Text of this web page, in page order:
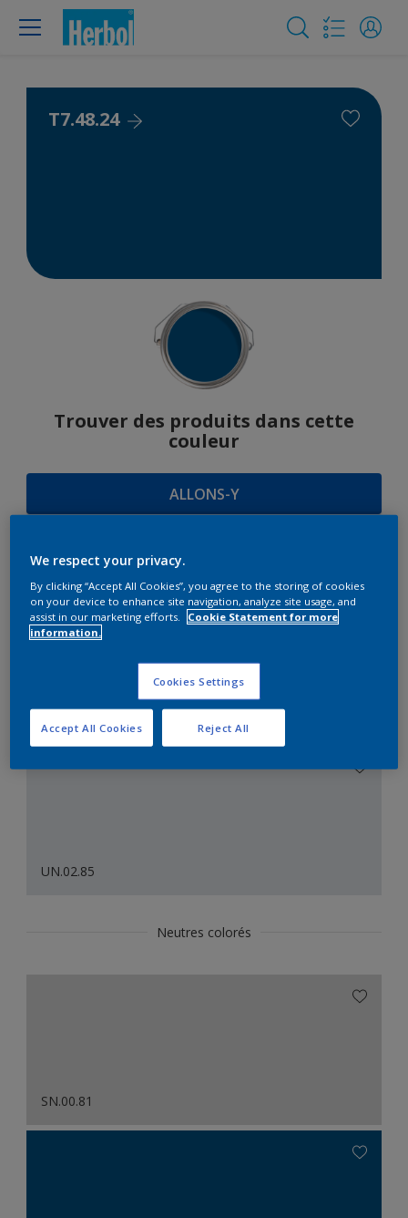
T7.48.24
Trouver des produits dans cette
couleur
ALLONS-Y
SUGGESTIONS
D'HARMONIES
Le Blanc Parfait
UN.02.85
Neutres colorés
SN.00.81
We respect your privacy.
By clicking “Accept All Cookies”, you agree to the storing of cookies
on your device to enhance site navigation, analyze site usage, and
assist in our marketing efforts.
Cookie Statement for more
information.
Cookies Settings
Reject All
Accept All Cookies